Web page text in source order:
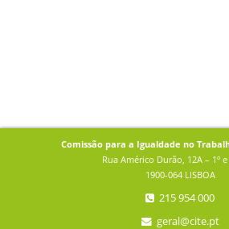
Comissão para a Igualdade no
Rua Américo Durão, 12A – 1º e
1900-064 LISBOA
215 954 000
geral@cite.pt